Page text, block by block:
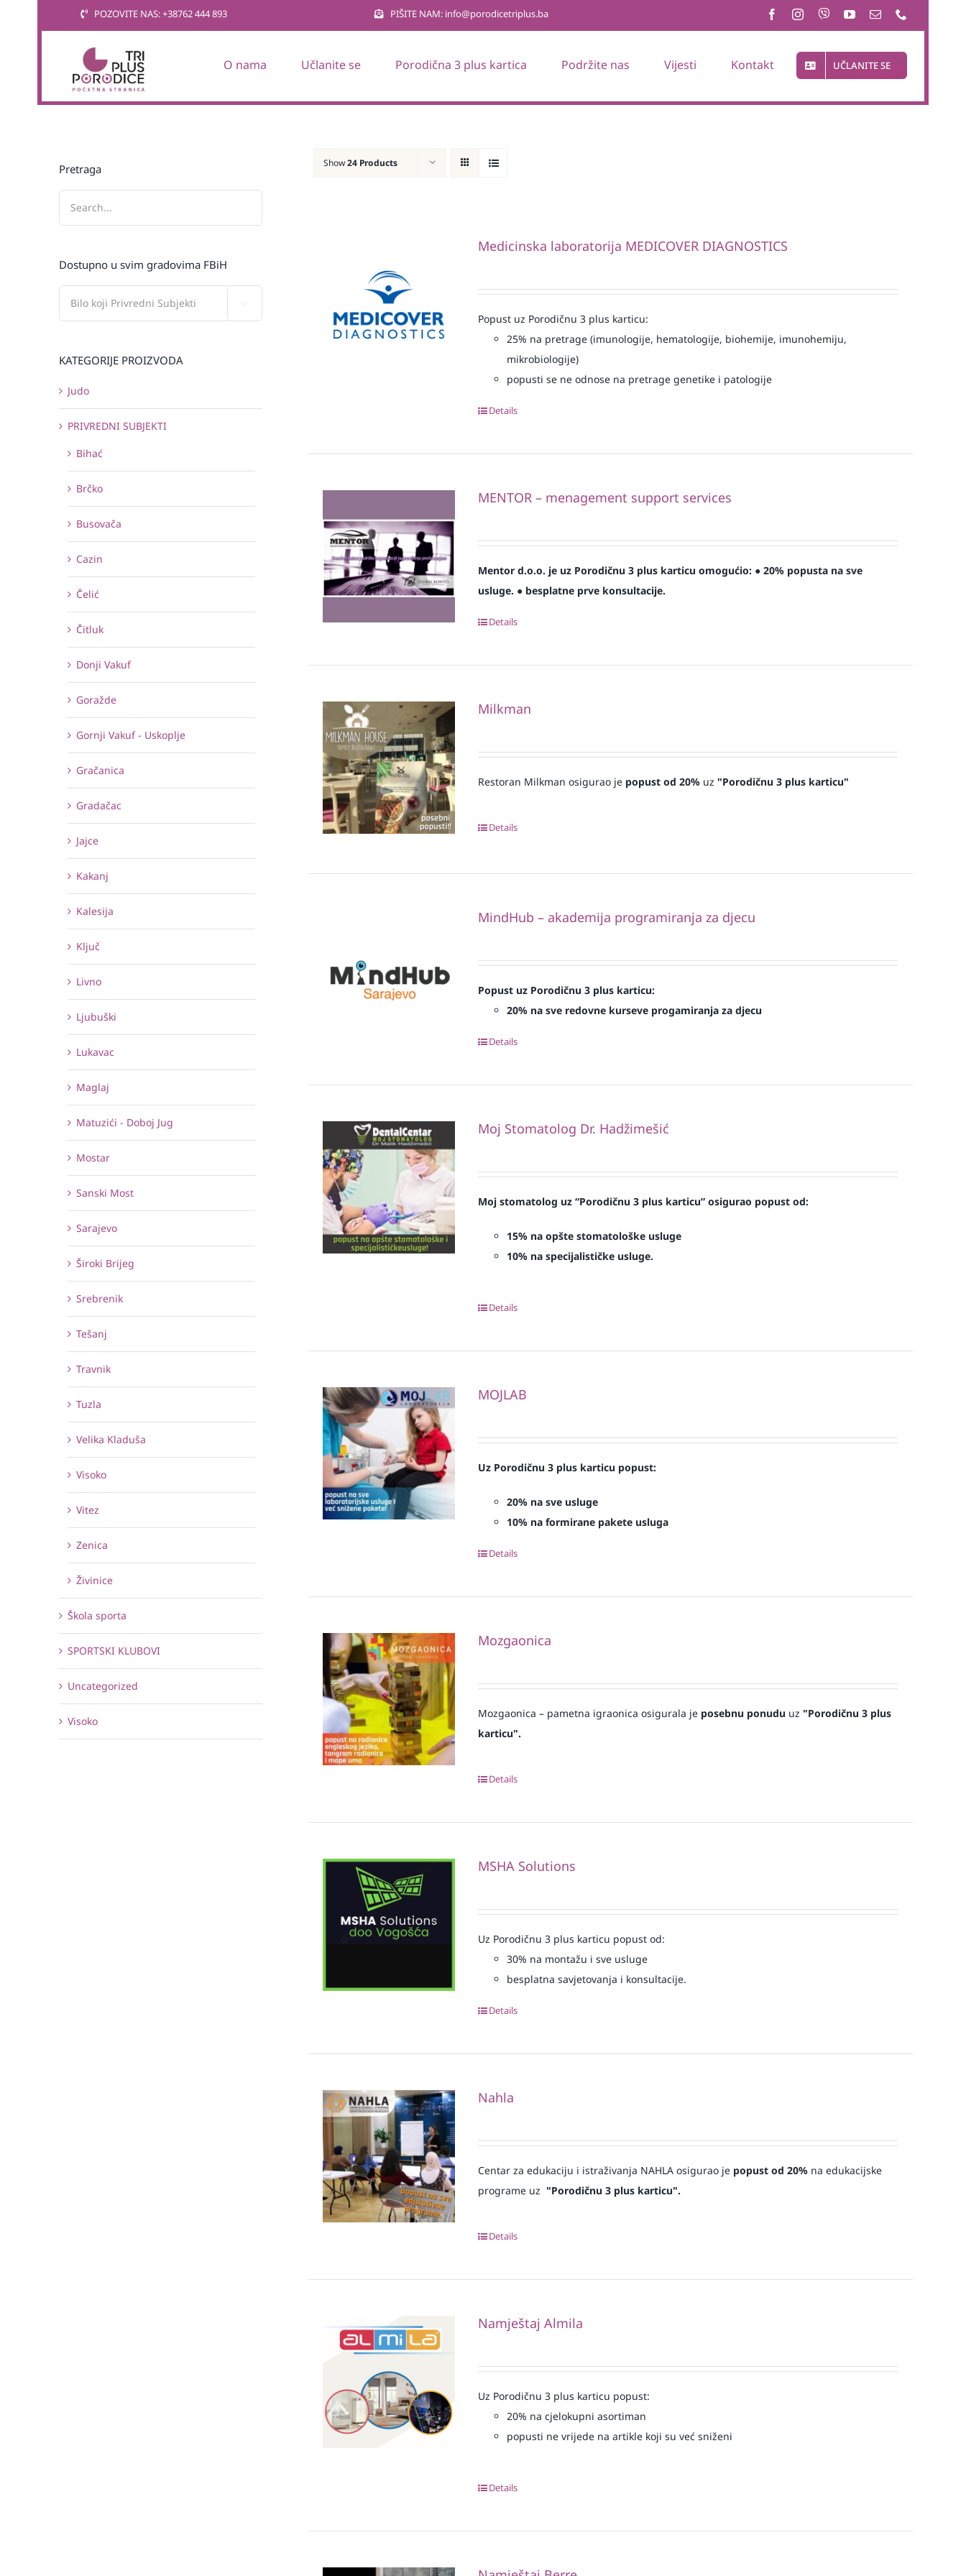
POZOVITE NAS: +38762 444 893 PIŠITE NAM: info@porodicetriplus.ba
O nama Učlanite se Porodična 3 plus kartica Podržite nas Vijesti Kontakt UČLANITE SE
Show24 Products
Medicinska laboratorija MEDICOVER DIAGNOSTICS
Popust uz Porodičnu 3 plus karticu:
25% na pretrage (imunologije, hematologije, biohemije, imunohemiju,
mikrobiologije)
popusti se ne odnose na pretrage genetike i patologije
Details
MENTOR – menagement support services
Mentor d.o.o. je uz Porodičnu 3 plus karticu omogućio: ● 20% popusta na sve
usluge. ● besplatne prve konsultacije.
Details
Milkman
Restoran Milkman osigurao je popust od 20%uz "Porodičnu 3 plus karticu"
Details
MindHub – akademija programiranja za djecu
Popust uz Porodičnu 3 plus karticu:
20% na sve redovne kurseve progamiranja za djecu
Details
Moj Stomatolog Dr. Hadžimešić
Moj stomatolog uz “Porodičnu 3 plus karticu” osigurao popust od:
15% na opšte stomatološke usluge
10% na specijalističke usluge.
Details
MOJLAB
Uz Porodičnu 3 plus karticu popust:
20% na sve usluge
10% na formirane pakete usluga
Details
Mozgaonica
Mozgaonica – pametna igraonica osigurala je posebnu ponudu uz "Porodičnu 3 plus
karticu".
Details
MSHA Solutions
Uz Porodičnu 3 plus karticu popust od:
30% na montažu i sve usluge
besplatna savjetovanja i konsultacije.
Details
Nahla
Centar za edukaciju i istraživanja NAHLA osigurao je popust od 20% na edukacijske
programe uz "Porodičnu 3 plus karticu".
Details
Namještaj Almila
Uz Porodičnu 3 plus karticu popust:
20% na cjelokupni asortiman
popusti ne vrijede na artikle koji su već sniženi
Details
Pretraga
Dostupno u svim gradovima FBiH
KATEGORIJE PROIZVODA
Judo
PRIVREDNI SUBJEKTI
Bihać
Brčko
Busovača
Cazin
Čelić
Čitluk
Donji Vakuf
Goražde
Gornji Vakuf - Uskoplje
Gračanica
Gradačac
Jajce
Kakanj
Kalesija
Ključ
Livno
Ljubuški
Lukavac
Maglaj
Matuzići - Doboj Jug
Mostar
Sanski Most
Sarajevo
Široki Brijeg
Srebrenik
Tešanj
Travnik
Tuzla
Velika Kladuša
Visoko
Vitez
Zenica
Živinice
Škola sporta
SPORTSKI KLUBOVI
Uncategorized
Visoko